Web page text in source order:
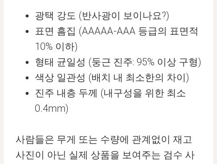
광택 강도 (반사광이 보이나요?)
표면 흠집 (AAAAA-AAA 등급의 표면적
10% 이하)
형태 균일성 (둥근 진주: 95% 이상 구형)
색상 일관성 (배치 내 최소한의 차이)
진주 내층 두께 (내구성을 위한 최소
0.4mm)
사람들은 무게 또는 수량에 관계없이 재고
사진이 아닌 실제 상품을 보여주는 검수 사